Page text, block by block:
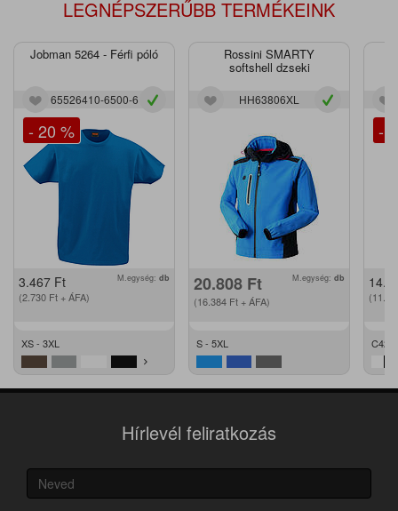
LEGNÉPSZERŰBB TERMÉKEINK
Jobman 5264 - Férfi póló
65526410-6500-6
- 20 %
3.467 Ft
(2.730 Ft + ÁFA)
M.egység: db
XS - 3XL
Rossini SMARTY
softshell dzseki
HH63806XL
20.808 Ft
(16.384 Ft + ÁFA)
M.egység: db
S - 5XL
-
C42 -
Hírlevél feliratkozás